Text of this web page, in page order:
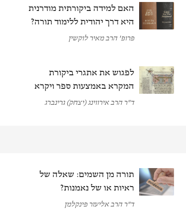
האם למידה ביקורתית מודרנית
היא דרך יהודית ללימוד תורה?
פרופ' הרב מאיר לוקשין
לפגוש את אתגרי ביקורת
המקרא באמצעות ספר ויקרא
ד"ר הרב אירווינג (יצחק) גרינברג
תורה מן השמים: שאלה של
ראיות או של נאמנות?
ד"ר הרב אליעזר פינקלמן